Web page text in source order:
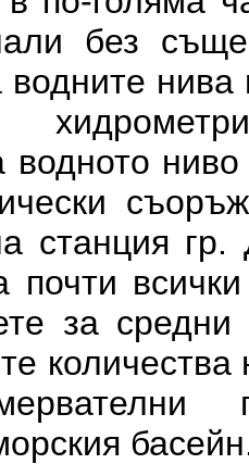
без
нива
станция
почти
за